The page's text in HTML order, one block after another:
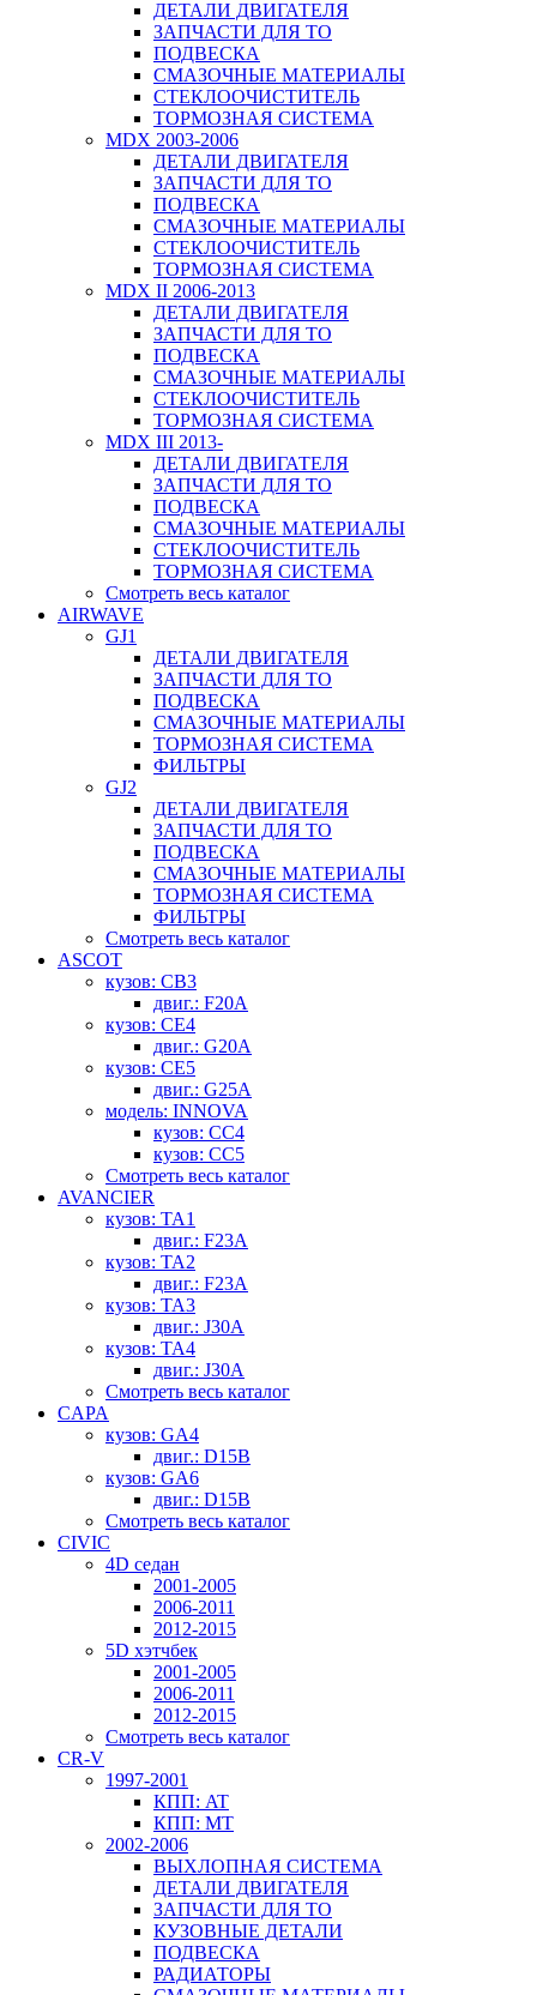
ДЕТАЛИ ДВИГАТЕЛЯ
ЗАПЧАСТИ ДЛЯ ТО
ПОДВЕСКА
СМАЗОЧНЫЕ МАТЕРИАЛЫ
СТЕКЛООЧИСТИТЕЛЬ
ТОРМОЗНАЯ СИСТЕМА
MDX 2003-2006
ДЕТАЛИ ДВИГАТЕЛЯ
ЗАПЧАСТИ ДЛЯ ТО
ПОДВЕСКА
СМАЗОЧНЫЕ МАТЕРИАЛЫ
СТЕКЛООЧИСТИТЕЛЬ
ТОРМОЗНАЯ СИСТЕМА
MDX II 2006-2013
ДЕТАЛИ ДВИГАТЕЛЯ
ЗАПЧАСТИ ДЛЯ ТО
ПОДВЕСКА
СМАЗОЧНЫЕ МАТЕРИАЛЫ
СТЕКЛООЧИСТИТЕЛЬ
ТОРМОЗНАЯ СИСТЕМА
MDX III 2013-
ДЕТАЛИ ДВИГАТЕЛЯ
ЗАПЧАСТИ ДЛЯ ТО
ПОДВЕСКА
СМАЗОЧНЫЕ МАТЕРИАЛЫ
СТЕКЛООЧИСТИТЕЛЬ
ТОРМОЗНАЯ СИСТЕМА
Смотреть весь каталог
AIRWAVE
GJ1
ДЕТАЛИ ДВИГАТЕЛЯ
ЗАПЧАСТИ ДЛЯ ТО
ПОДВЕСКА
СМАЗОЧНЫЕ МАТЕРИАЛЫ
ТОРМОЗНАЯ СИСТЕМА
ФИЛЬТРЫ
GJ2
ДЕТАЛИ ДВИГАТЕЛЯ
ЗАПЧАСТИ ДЛЯ ТО
ПОДВЕСКА
СМАЗОЧНЫЕ МАТЕРИАЛЫ
ТОРМОЗНАЯ СИСТЕМА
ФИЛЬТРЫ
Смотреть весь каталог
ASCOT
кузов: CB3
двиг.: F20A
кузов: CE4
двиг.: G20A
кузов: CE5
двиг.: G25A
модель: INNOVA
кузов: CC4
кузов: CC5
Смотреть весь каталог
AVANCIER
кузов: TA1
двиг.: F23A
кузов: TA2
двиг.: F23A
кузов: TA3
двиг.: J30A
кузов: TA4
двиг.: J30A
Смотреть весь каталог
CAPA
кузов: GA4
двиг.: D15B
кузов: GA6
двиг.: D15B
Смотреть весь каталог
CIVIC
4D седан
2001-2005
2006-2011
2012-2015
5D хэтчбек
2001-2005
2006-2011
2012-2015
Смотреть весь каталог
CR-V
1997-2001
КПП: AT
КПП: MT
2002-2006
ВЫХЛОПНАЯ СИСТЕМА
ДЕТАЛИ ДВИГАТЕЛЯ
ЗАПЧАСТИ ДЛЯ ТО
КУЗОВНЫЕ ДЕТАЛИ
ПОДВЕСКА
РАДИАТОРЫ